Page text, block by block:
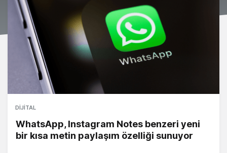
DIJITAL
WhatsApp, Instagram Notes benzeri yeni
bir kısa metin paylaşım özelliği sunuyor